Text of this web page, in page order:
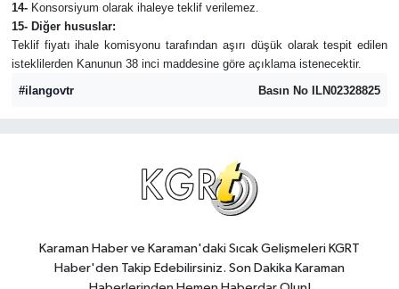
14-Konsorsiyum olarak ihaleye teklif verilemez.
15- Diğer hususlar:
Teklif fiyatı ihale komisyonu tarafından aşırı düşük olarak tespit edilen
isteklilerden Kanunun 38 inci maddesine göre açıklama istenecektir.
#ilangovtr
Basın No ILN02328825
Karaman Haber ve Karaman'daki Sıcak Gelişmeleri KGRT
Haber'den Takip Edebilirsiniz. Son Dakika Karaman